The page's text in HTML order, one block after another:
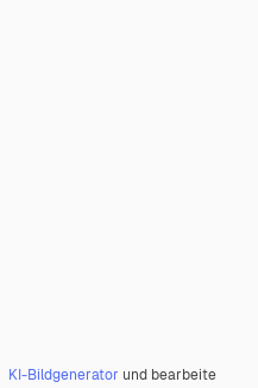
KI-Bildgenerator und bearbeite